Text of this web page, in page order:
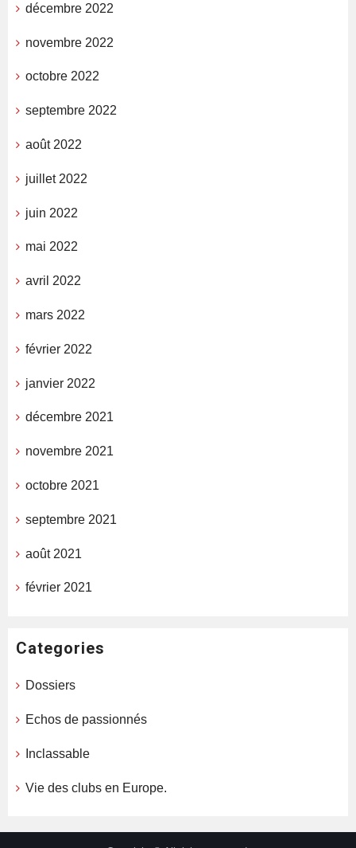
décembre 2022
novembre 2022
octobre 2022
septembre 2022
août 2022
juillet 2022
juin 2022
mai 2022
avril 2022
mars 2022
février 2022
janvier 2022
décembre 2021
novembre 2021
octobre 2021
septembre 2021
août 2021
février 2021
Categories
Dossiers
Echos de passionnés
Inclassable
Vie des clubs en Europe.